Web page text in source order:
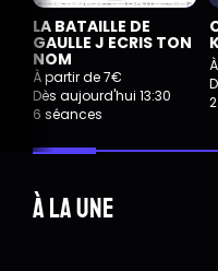
LA BATAILLE DE
GAULLE J ECRIS TON
NOM
À partir de 7€
Dès aujourd'hui 13:30
6 séances
À la une